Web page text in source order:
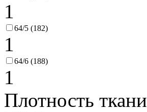
1
64/5 (182)
1
64/6 (188)
1
Плотность ткани